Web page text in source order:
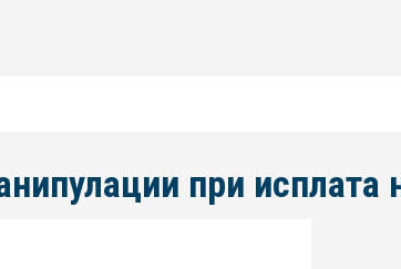
при исплата